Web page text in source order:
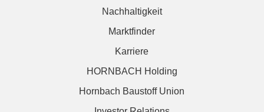
Nachhaltigkeit
Marktfinder
Karriere
HORNBACH Holding
Hornbach Baustoff Union